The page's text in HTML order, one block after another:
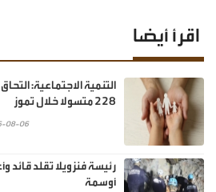
اقرأ أيضا
228 متسولا خلال تموز
08-06
رئيسة فنزويلا تقلد قائد
أوسمة